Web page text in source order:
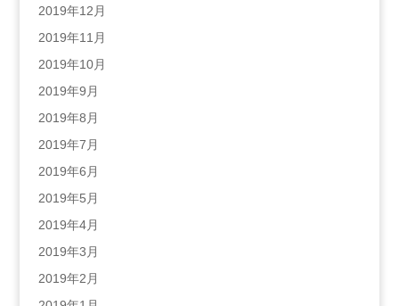
2019年12月
2019年11月
2019年10月
2019年9月
2019年8月
2019年7月
2019年6月
2019年5月
2019年4月
2019年3月
2019年2月